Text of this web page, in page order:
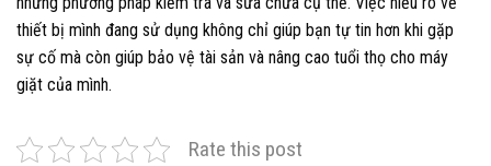
thiết bị mình đang sử dụng không chỉ giúp bạn tự tin hơn khi gặp
sự cố mà còn giúp bảo vệ tài sản và nâng cao tuổi thọ cho máy
giặt của mình.
Rate this post